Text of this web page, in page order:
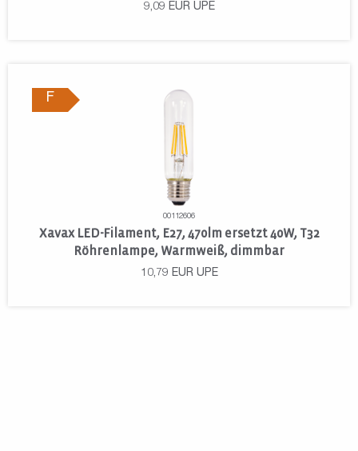
9,09 EUR UPE
F
00112606
Xavax LED-Filament, E27, 470lm ersetzt 40W, T32
Röhrenlampe, Warmweiß, dimmbar
10,79 EUR UPE